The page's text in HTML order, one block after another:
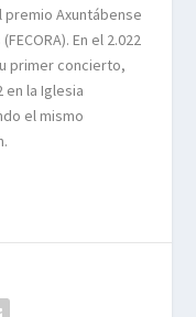
premio Axuntábense
En el 2.022
primer concierto,
en la Iglesia
el mismo